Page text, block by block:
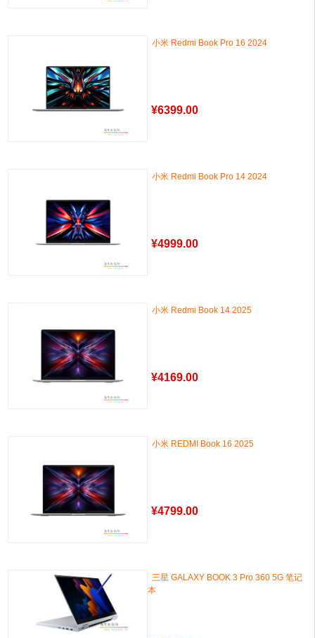
小米 Redmi Book Pro 16 2024
¥6399.00
小米 Redmi Book Pro 14 2024
¥4999.00
小米 Redmi Book 14 2025
¥4169.00
小米 REDMI Book 16 2025
¥4799.00
三星 GALAXY BOOK 3 Pro 360 5G 笔记
本